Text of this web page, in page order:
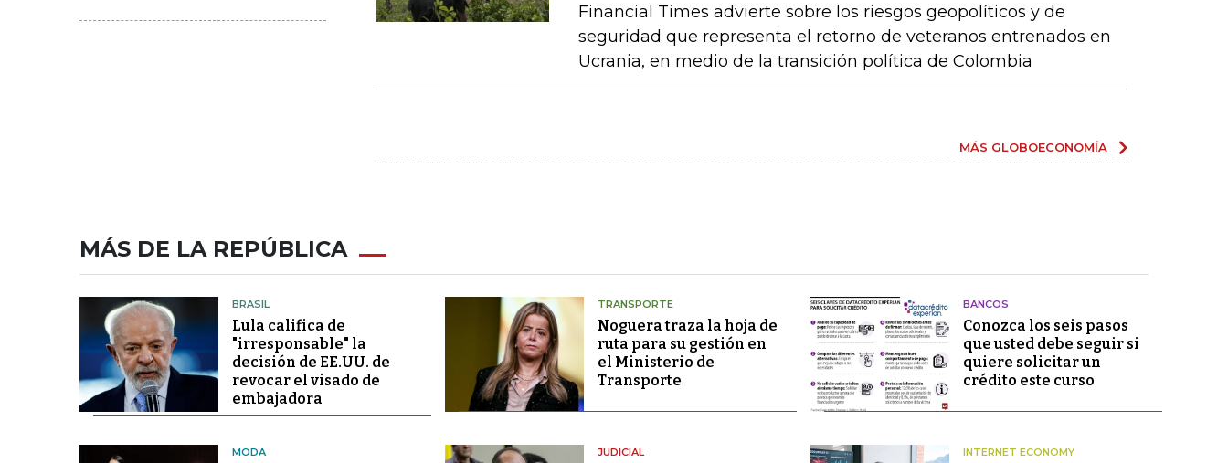
Financial Times advierte sobre los riesgos geopolíticos y de
seguridad que representa el retorno de veteranos entrenados en
Ucrania, en medio de la transición política de Colombia
MÁS GLOBOECONOMÍA
MÁS DE LA REPÚBLICA
BRASIL
Lula califica de
"irresponsable" la
decisión de EE.UU. de
revocar el visado de
embajadora
TRANSPORTE
Noguera traza la hoja de
ruta para su gestión en
el Ministerio de
Transporte
BANCOS
Conozca los seis pasos
que usted debe seguir si
quiere solicitar un
crédito este curso
MODA JUDICIAL INTERNET ECONOMY